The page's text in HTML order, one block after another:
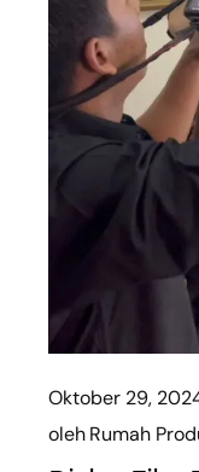
Oktober 29,
olehRumah